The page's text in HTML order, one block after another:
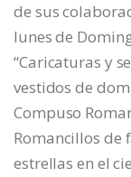
de sus
lunes de
“Caricaturas y
vestidos de
Compuso
Romancillos de
estrellas en el